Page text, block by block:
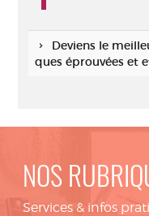
Deviens le
ques éprouvées et
NOS
Services & infos